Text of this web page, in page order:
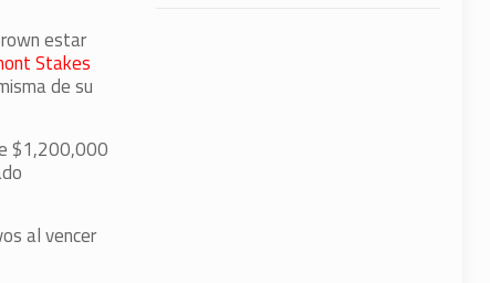
estar
Stakes
de su
$1,200,000
al vencer